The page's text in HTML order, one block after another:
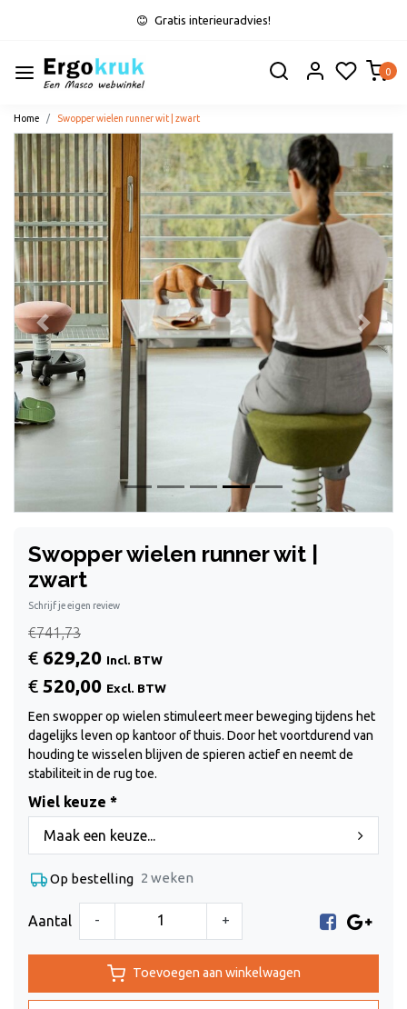
Gratis interieuradvies!
0
Home Swopper wielen runner wit | zwart
Vorige
Swopper wielen runner wit |
zwart
Schrijf je eigen review
€741,73
€ 629,20 Incl. BTW
€ 520,00 Excl. BTW
Een swopper op wielen stimuleert meer beweging tijdens het
dagelijks leven op kantoor of thuis. Door het voortdurend van
houding te wisselen blijven de spieren actief en neemt de
stabiliteit in de rug toe.
Wiel keuze *
Maak een keuze...
Op bestelling 2 weken
Aantal - +
Toevoegen aan winkelwagen